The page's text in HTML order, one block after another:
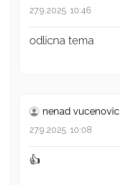
27.9.2025. 10:46
odlicna tema
nenad vucenovic
27.9.2025. 10:08
👍